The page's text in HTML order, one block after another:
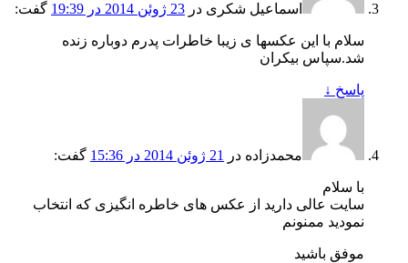
اسماعیل شکری در 23 ژوئن 2014 در 19:39 گفت:
سلام با این عکسها ی زیبا خاطرات پدرم دوباره زنده
شد.سپاس بیکران
پاسخ ↓
محمدزاده در 21 ژوئن 2014 در 15:36 گفت:
با سلام
سایت عالی دارید از عکس های خاطره انگیزی که انتخاب
نمودید ممنونم
موفق باشید